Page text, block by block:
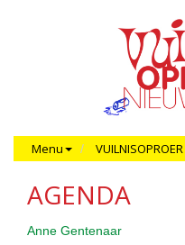
Menu VUILNISOPROER
AGENDA
Anne Gentenaar